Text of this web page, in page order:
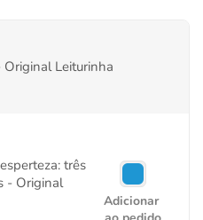
Original Leiturinha
três
- Original
Adicionar